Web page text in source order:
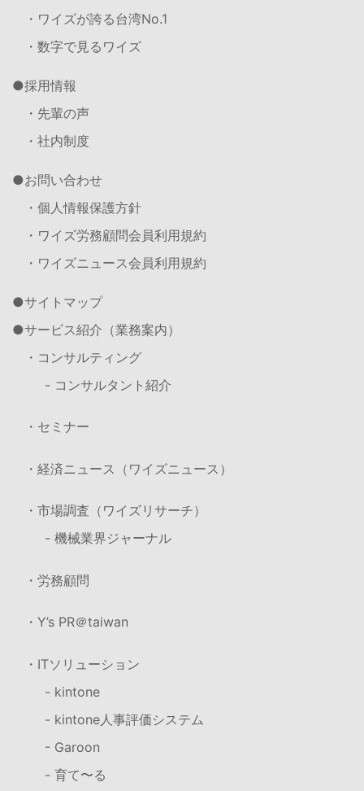
・ワイズが誇る台湾No.1
・数字で見るワイズ
採用情報
・先輩の声
・社内制度
お問い合わせ
・個人情報保護方針
・ワイズ労務顧問会員利用規約
・ワイズニュース会員利用規約
サイトマップ
サービス紹介（業務案内）
・コンサルティング
- コンサルタント紹介
・セミナー
・経済ニュース（ワイズニュース）
・市場調査（ワイズリサーチ）
- 機械業界ジャーナル
・労務顧問
・Y’s PR＠taiwan
・ITソリューション
- kintone
- kintone人事評価システム
- Garoon
- 育て〜る